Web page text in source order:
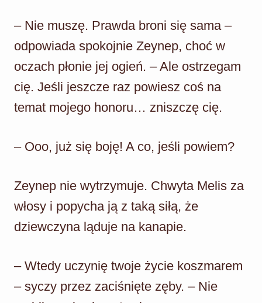
– Nie muszę. Prawda broni się sama –
odpowiada spokojnie Zeynep, choć w
oczach płonie jej ogień. – Ale ostrzegam
cię. Jeśli jeszcze raz powiesz coś na
temat mojego honoru… zniszczę cię.
– Ooo, już się boję! A co, jeśli powiem?
Zeynep nie wytrzymuje. Chwyta Melis za
włosy i popycha ją z taką siłą, że
dziewczyna ląduje na kanapie.
– Wtedy uczynię twoje życie koszmarem
– syczy przez zaciśnięte zęby. – Nie